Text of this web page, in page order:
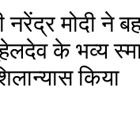
नरेंद्र मोदी ने
के भव्य
किया